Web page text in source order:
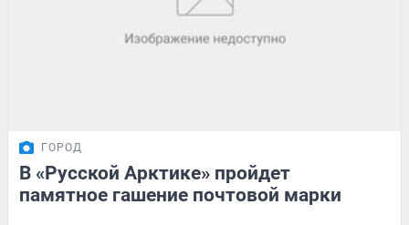
ГОРОД
В «Русской Арктике» пройдет
памятное гашение почтовой марки